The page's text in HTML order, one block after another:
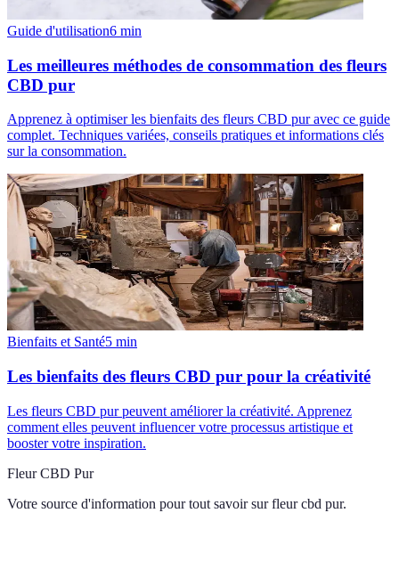
Guide d'utilisation6 min
Les meilleures méthodes de consommation des fleurs
CBD pur
Apprenez à optimiser les bienfaits des fleurs CBD pur avec ce guide
complet. Techniques variées, conseils pratiques et informations clés
sur la consommation.
Bienfaits et Santé5 min
Les bienfaits des fleurs CBD pur pour la créativité
Les fleurs CBD pur peuvent améliorer la créativité. Apprenez
comment elles peuvent influencer votre processus artistique et
booster votre inspiration.
Fleur CBD Pur
Votre source d'information pour tout savoir sur fleur cbd pur.